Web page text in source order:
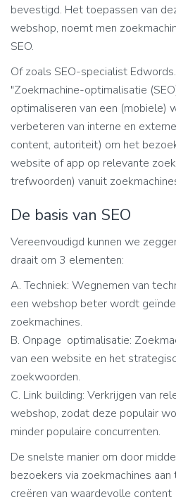
bevestigd. Het toepassen van
webshop, noemt men
SEO.
Of zoals SEO-specialist
"Zoekmachine-optimalisatie
optimaliseren van een (mobiele)
verbeteren van interne en
content, autoriteit) om het
website of app op relevante
trefwoorden) vanuit
De basis van SEO
Vereenvoudigd kunnen we
draait om 3 elementen:
A. Techniek: Wegnemen van
een webshop beter wordt
zoekmachines.
B. Onpage optimalisatie:
van een website en het
zoekwoorden.
C. Link building: Verkrijgen van
webshop, zodat deze populair
minder populaire concurrenten.
De snelste manier om door
bezoekers via zoekmachines
creëren van waardevolle content